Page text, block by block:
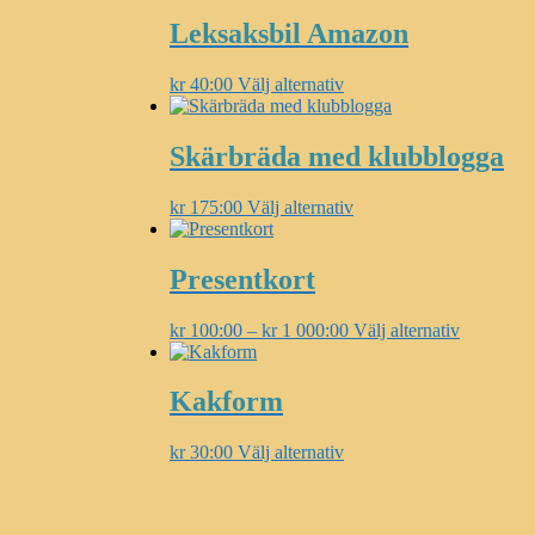
Leksaksbil Amazon
kr40:00 Välj alternativDen
här
har
flera
De
på
produktsidan
Skärbräda med klubblogga
kr175:00 Välj alternativDen
De
Presentkort
kr100:00 – kr1 000:00Prisintervall:
Välj alternativDen
Kakform
kr30:00 Välj alternativDen